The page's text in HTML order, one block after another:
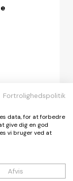
Fortrolighedspolitik
data, for at forbedre
give dig en god
vi bruger ved at
Afvis